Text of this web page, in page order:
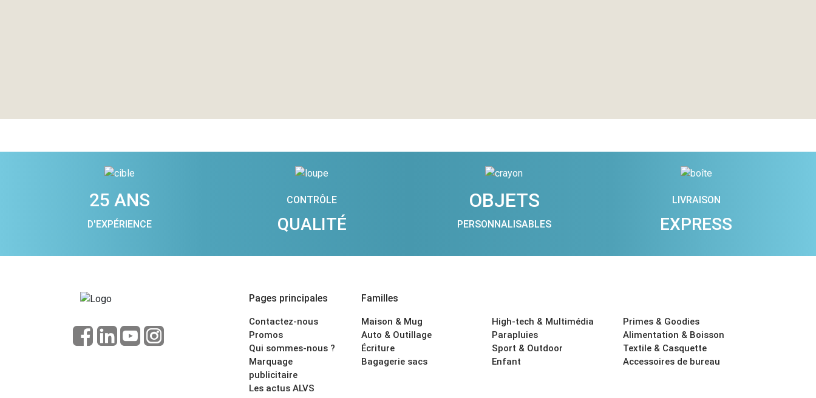
25 ANS
D'EXPÉRIENCE
CONTRÔLE
QUALITÉ
OBJETS
PERSONNALISABLES
LIVRAISON
EXPRESS
Pages principales
Contactez-nous
Promos
Qui sommes-nous ?
Marquage
publicitaire
Les actus ALVS
Familles
Maison & Mug
Auto & Outillage
Écriture
Bagagerie sacs
High-tech & Multimédia
Parapluies
Sport & Outdoor
Enfant
Primes & Goodies
Alimentation & Boisson
Textile & Casquette
Accessoires de bureau